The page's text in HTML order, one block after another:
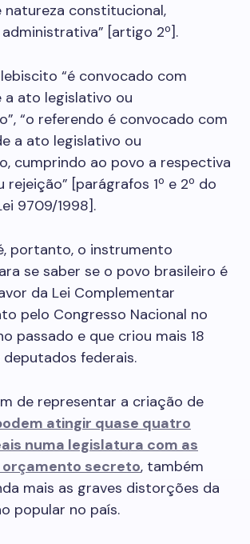
natureza constitucional,
[artigo 2º].
“é convocado com
a ato legislativo ou
“o referendo é convocado com
a ato legislativo ou
cumprindo ao povo a respectiva
[parágrafos 1º e 2º do
9709/1998].
portanto, o instrumento
se saber se o povo brasileiro é
da Lei Complementar
pelo Congresso Nacional no
passado e que criou mais 18
federais.
de representar a criação de
atingir quase quatro
numa legislatura com as
orçamento secreto, também
mais as graves distorções da
popular no país.